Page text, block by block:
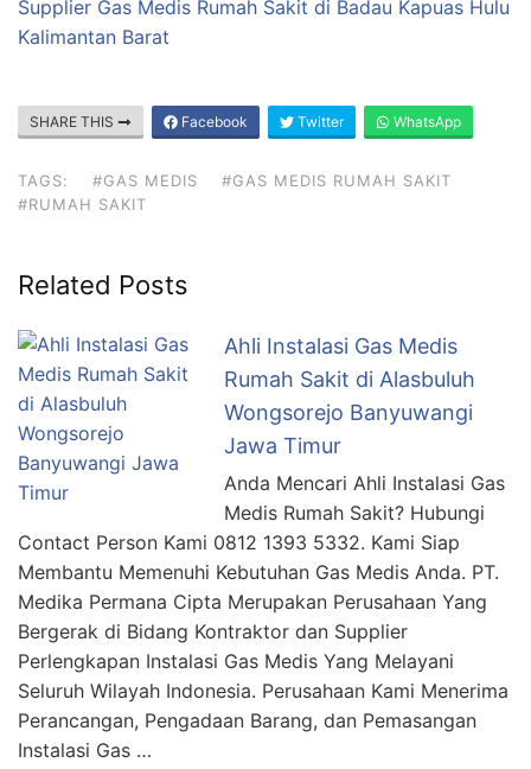
Supplier Gas Medis Rumah Sakit di Badau Kapuas Hulu
Kalimantan Barat
SHARE THIS Facebook Twitter WhatsApp
TAGS: #GAS MEDIS
#GAS MEDIS RUMAH SAKIT
#RUMAH SAKIT
Related Posts
Ahli Instalasi Gas Medis
Rumah Sakit di Alasbuluh
Wongsorejo Banyuwangi
Jawa Timur
Anda Mencari Ahli Instalasi Gas
Medis Rumah Sakit? Hubungi
Contact Person Kami 0812 1393 5332. Kami Siap
Membantu Memenuhi Kebutuhan Gas Medis Anda. PT.
Medika Permana Cipta Merupakan Perusahaan Yang
Bergerak di Bidang Kontraktor dan Supplier
Perlengkapan Instalasi Gas Medis Yang Melayani
Seluruh Wilayah Indonesia. Perusahaan Kami Menerima
Perancangan, Pengadaan Barang, dan Pemasangan
Instalasi Gas …